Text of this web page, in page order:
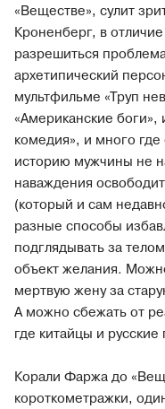
«Веществе», сулит
Кроненберг, в
разрешиться
архетипический
мультфильме «Труп
«Американские
комедия», и много
историю мужчины не
наваждения
(который и сам
разные способы
подглядывать за
объект желания.
мертвую жену за
А можно сбежать от
где китайцы и
Корали Фаржа до
короткометражки,